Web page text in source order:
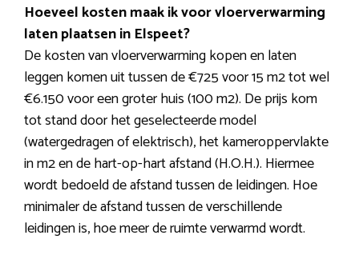
Hoeveel kosten maak ik voor vloerverwarming
laten plaatsen in Elspeet?
De kosten van vloerverwarming kopen en laten
leggen komen uit tussen de €725 voor 15 m2 tot wel
€6.150 voor een groter huis (100 m2). De prijs kom
tot stand door het geselecteerde model
(watergedragen of elektrisch), het kameroppervlakte
in m2 en de hart-op-hart afstand (H.O.H.). Hiermee
wordt bedoeld de afstand tussen de leidingen. Hoe
minimaler de afstand tussen de verschillende
leidingen is, hoe meer de ruimte verwarmd wordt.